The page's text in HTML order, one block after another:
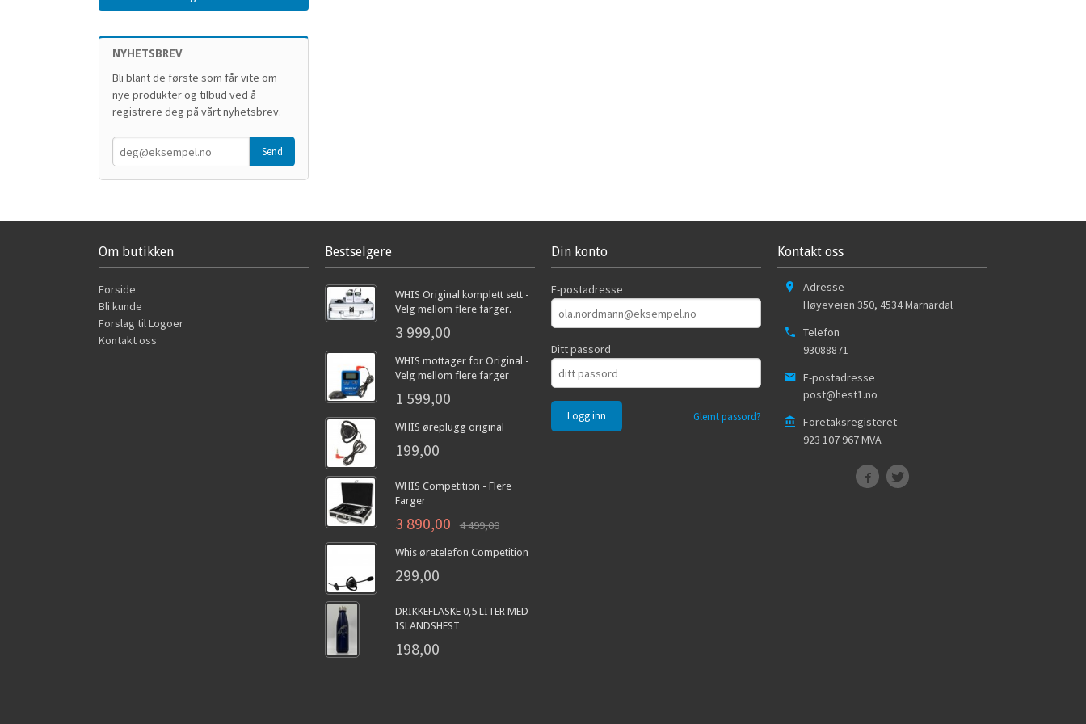
NYHETSBREV
Bli blant de første som får vite om
nye produkter og tilbud ved å
registrere deg på vårt nyhetsbrev.
Om butikken
Forside
Bli kunde
Forslag til Logoer
Kontakt oss
Bestselgere
WHIS Original komplett sett -
Velg mellom flere farger.
3 999,00
WHIS mottager for Original -
Velg mellom flere farger
1 599,00
WHIS øreplugg original
199,00
WHIS Competition - Flere
Farger
3 890,00 4 499,00
Whis øretelefon Competition
299,00
DRIKKEFLASKE 0,5 LITER MED
ISLANDSHEST
198,00
Din konto
E-postadresse
Ditt passord
Glemt passord?
Kontakt oss
Adresse
Høyeveien 350, 4534Marnardal
Telefon
93088871
E-postadresse
post@hest1.no
Foretaksregisteret
923 107 967 MVA